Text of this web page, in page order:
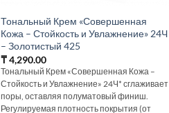
Тональный Крем «Совершенная
Кожа – Стойкость и Увлажнение» 24Ч
– Золотистый 425
₸4,290.00
Тональный Крем «Совершенная Кожа –
Стойкость и Увлажнение» 24Ч* сглаживает
поры, оставляя полуматовый финиш.
Регулируемая плотность покрытия (от